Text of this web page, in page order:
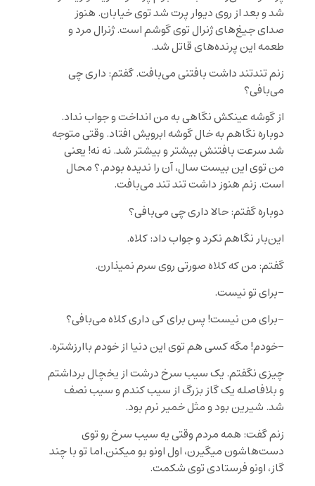
شد و بعد از روی دیوار پرت شد توی خیابان. هنوز
صدای جیغ‌های ژنرال توی گوشم است. ژنرال مرد و
طعمه این پرنده‌های قاتل شد.
زنم تندتند داشت بافتنی می‌‌بافت. گفتم: داری چی
می‌بافی؟
از گوشه عینکش نگاهی به من انداخت و جواب نداد.
دوباره نگاهم به خال گوشه ابرویش افتاد. وقتی متوجه
شد سرعت بافتنش بیشتر و بیشتر شد. نه نه! یعنی
من توی این بیست سال، آن را ندیده بودم.؟ محال
است. زنم هنوز داشت تند تند می‌بافت.
دوباره گفتم: حالا داری چی می‌بافی؟
این‌بار نگاهم نکرد و جواب داد: کلاه.
گفتم: من که کلاه صورتی روی سرم نمیذارن.
-برای تو نیست.
-برای من نیست! پس برای کی داری کلاه می‌بافی؟
-خودم! مگه کسی هم توی این دنیا از خودم باارزشتره.
چیزی نگفتم. یک سیب سرخ درشت از یخچال برداشتم
و بلافاصله یک گاز بزرگ از سیب کندم و سیب نصف
شد. شیرین بود و مثل خمیر نرم بود.
زنم گفت: همه مردم وقتی یه سیب سرخ رو توی
دست‌هاشون میگیرن، اول اونو بو میکنن.اما تو با چند
گاز، اونو فرستادی توی شکمت.